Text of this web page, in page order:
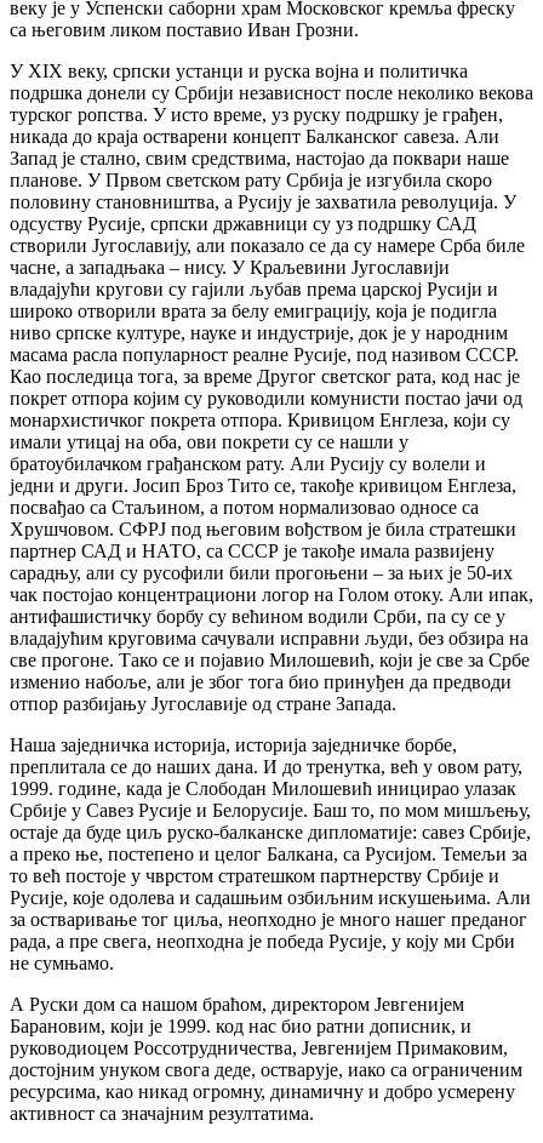
веку је у Успенски саборни храм Московског кремља фреску
са његовим ликом поставио Иван Грозни.
У XIX веку, српски устанци и руска војна и политичка
подршка донели су Србији независност после неколико векова
турског ропства. У исто време, уз руску подршку је грађен,
никада до краја остварени концепт Балканског савеза. Али
Запад је стално, свим средствима, настојао да поквари наше
планове. У Првом светском рату Србија је изгубила скоро
половину становништва, а Русију је захватила револуција. У
одсуству Русије, српски државници су уз подршку САД
створили Југославију, али показало се да су намере Срба биле
часне, а западњака – нису. У Краљевини Југославији
владајући кругови су гајили љубав према царској Русији и
широко отворили врата за белу емиграцију, која је подигла
ниво српске културе, науке и индустрије, док је у народним
масама расла популарност реалне Русије, под називом СССР.
Као последица тога, за време Другог светског рата, код нас је
покрет отпора којим су руководили комунисти постао јачи од
монархистичког покрета отпора. Кривицом Енглеза, који су
имали утицај на оба, ови покрети су се нашли у
братоубилачком грађанском рату. Али Русију су волели и
једни и други. Јосип Броз Тито се, такође кривицом Енглеза,
посвађао са Стаљином, а потом нормализовао односе са
Хрушчовом. СФРЈ под његовим вођством је била стратешки
партнер САД и НАТО, са СССР је такође имала развијену
сарадњу, али су русофили били прогоњени – за њих је 50-их
чак постојао концентрациони логор на Голом отоку. Али ипак,
антифашистичку борбу су већином водили Срби, па су се у
владајућим круговима сачували исправни људи, без обзира на
све прогоне. Тако се и појавио Милошевић, који је све за Србе
изменио набоље, али је због тога био принуђен да предводи
отпор разбијању Југославије од стране Запада.
Наша заједничка историја, историја заједничке борбе,
преплитала се до наших дана. И до тренутка, већ у овом рату,
1999. године, када је Слободан Милошевић иницирао улазак
Србије у Савез Русије и Белорусије. Баш то, по мом мишљењу,
остаје да буде циљ руско-балканске дипломатије: савез Србије,
а преко ње, постепено и целог Балкана, са Русијом. Темељи за
то већ постоје у чврстом стратешком партнерству Србије и
Русије, које одолева и садашњим озбиљним искушењима. Али
за остваривање тог циља, неопходно је много нашег преданог
рада, а пре свега, неопходна је победа Русије, у коју ми Срби
не сумњамо.
А Руски дом са нашом браћом, директором Јевгенијем
Барановим, који је 1999. код нас био ратни дописник, и
руководиоцем Россотрудничества, Јевгенијем Примаковим,
достојним унуком свога деде, остварује, иако са ограниченим
ресурсима, као никад огромну, динамичну и добро усмерену
активност са значајним резултатима.